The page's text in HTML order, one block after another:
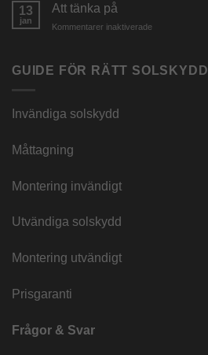
13
jan
Att tänka på
Kommentarer inaktiverade
på
GUIDE FÖR RÄTT SOLSKYDD
Invändiga solskydd
Måttagning
Montering invändigt
Utvändiga solskydd
Montering utvändigt
Prisgaranti
Frågor & Svar